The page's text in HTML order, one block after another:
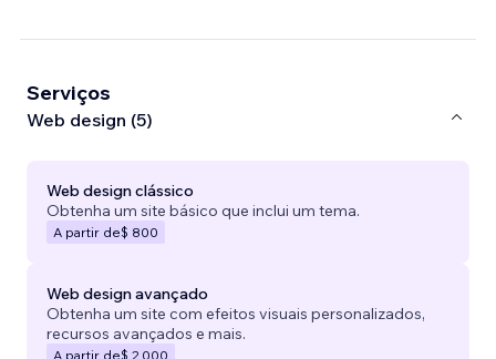
Serviços
Web design (5)
Web design clássico
Obtenha um site básico que inclui um tema.
A partir de$ 800
Web design avançado
Obtenha um site com efeitos visuais personalizados,
recursos avançados e mais.
A partir de$ 2.000